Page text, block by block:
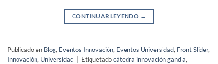
CONTINUAR LEYENDO →
Publicado en Blog, Eventos Innovación, Eventos Universidad, Front Slider,
Innovación, Universidad Etiquetadocátedra innovación gandia,